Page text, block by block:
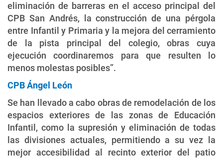
eliminación de barreras en el acceso principal del
CPB San Andrés, la construcción de una pérgola
entre Infantil y Primaria y la mejora del cerramiento
de la pista principal del colegio, obras cuya
ejecución coordinaremos para que resulten lo
menos molestas posibles”.
CPB Ángel León
Se han llevado a cabo obras de remodelación de los
espacios exteriores de las zonas de Educación
Infantil, como la supresión y eliminación de todas
las divisiones actuales, permitiendo a su vez la
mejor accesibilidad al recinto exterior del patio